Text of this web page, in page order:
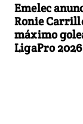
Emelec
Ronie
máximo
LigaPro 2026